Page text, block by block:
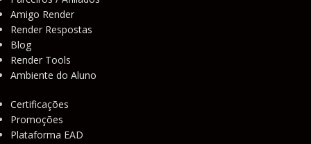
Amigo Render
Render Respostas
Blog
Render Tools
Ambiente do Aluno
Certificações
Promoções
Plataforma EAD